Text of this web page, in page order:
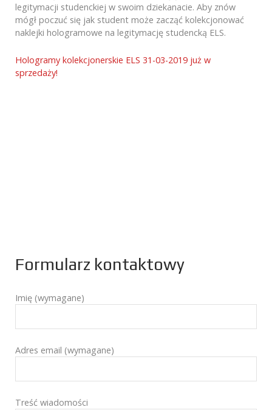
legitymacji studenckiej w swoim dziekanacie. Aby znów
mógł poczuć się jak student może zacząć kolekcjonować
naklejki hologramowe na legitymację studencką ELS.
Hologramy kolekcjonerskie ELS 31-03-2019 już w
sprzedaży!
Formularz kontaktowy
Imię (wymagane)
Adres email (wymagane)
Treść wiadomości